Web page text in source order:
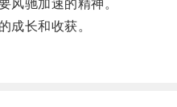
驰加速的精神。
长和收获。